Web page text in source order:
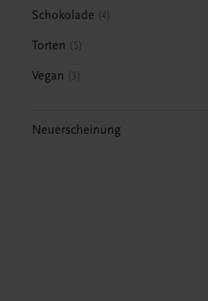
Schokolade 4
Torten 5
Vegan 3
Neuerscheinung